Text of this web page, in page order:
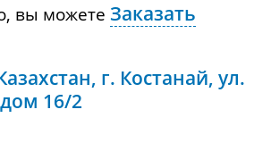
вы можете Заказать
г. Костанай, ул.
16/2